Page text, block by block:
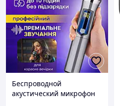
Беспроводной
акустический микрофон